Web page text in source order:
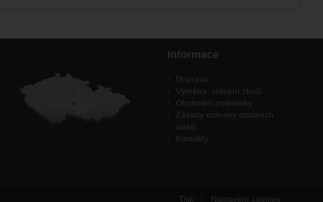
Informace
Doprava
Výměna, vrácení zboží
Obchodní podmínky
Zásady ochrany osobních
údajů
Kontakty
Tisk Nastavení cookies